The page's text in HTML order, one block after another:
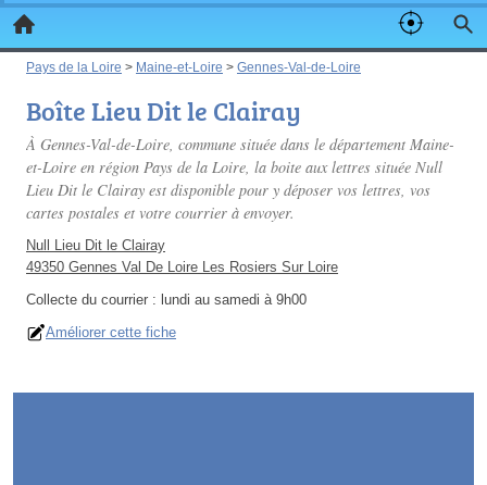
Pays de la Loire > Maine-et-Loire > Gennes-Val-de-Loire
Boîte Lieu Dit le Clairay
À Gennes-Val-de-Loire, commune située dans le département Maine-
et-Loire en région Pays de la Loire, la boite aux lettres située Null
Lieu Dit le Clairay est disponible pour y déposer vos lettres, vos
cartes postales et votre courrier à envoyer.
Null Lieu Dit le Clairay
49350 Gennes Val De Loire Les Rosiers Sur Loire
Collecte du courrier : lundi au samedi à 9h00
Améliorer cette fiche